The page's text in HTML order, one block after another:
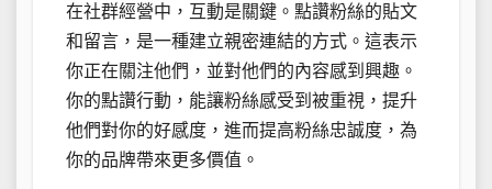
在社群經營中，互動是關鍵。點讚粉絲的貼文
和留言，是一種建立親密連結的方式。這表示
你正在關注他們，並對他們的內容感到興趣。
你的點讚行動，能讓粉絲感受到被重視，提升
他們對你的好感度，進而提高粉絲忠誠度，為
你的品牌帶來更多價值。